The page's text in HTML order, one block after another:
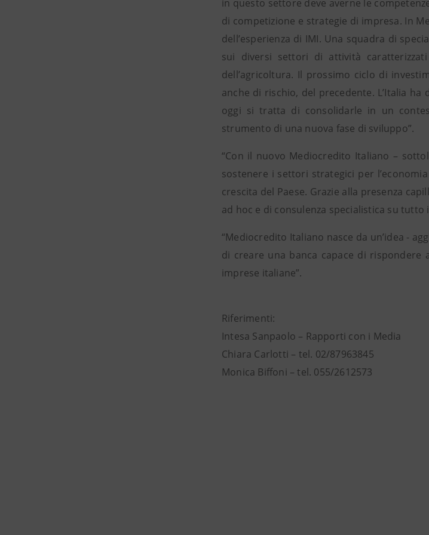
in questo settore deve averne le
di competizione e strategie di impresa. In
dell’esperienza di IMI. Una squadra di
sui diversi settori di attività
dell’agricoltura. Il prossimo ciclo di
anche di rischio, del precedente. L’Italia
oggi si tratta di consolidarle in un
strumento di una nuova fase di sviluppo”.
“Con il nuovo Mediocredito Italiano –
sostenere i settori strategici per
crescita del Paese. Grazie alla presenza
ad hoc e di consulenza specialistica su
“Mediocredito Italiano nasce da un’idea -
di creare una banca capace di
imprese italiane”.
Riferimenti:
Intesa Sanpaolo – Rapporti con i Media
Chiara Carlotti – tel. 02/87963845
Monica Biffoni – tel. 055/2612573